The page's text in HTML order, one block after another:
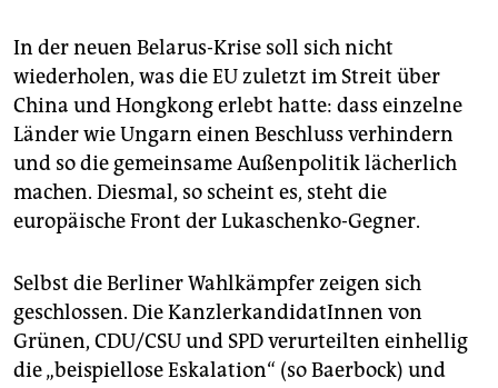
In der neuen Belarus-Krise soll sich nicht
wiederholen, was die EU zuletzt im Streit über
China und Hongkong erlebt hatte: dass einzelne
Länder wie Ungarn einen Beschluss verhindern
und so die gemeinsame Außenpolitik lächerlich
machen. Diesmal, so scheint es, steht die
europäische Front der Lukaschenko-Gegner.
Selbst die Berliner Wahlkämpfer zeigen sich
geschlossen. Die KanzlerkandidatInnen von
Grünen, CDU/CSU und SPD verurteilten einhellig
die „beispiellose Eskalation“ (so Baerbock) und